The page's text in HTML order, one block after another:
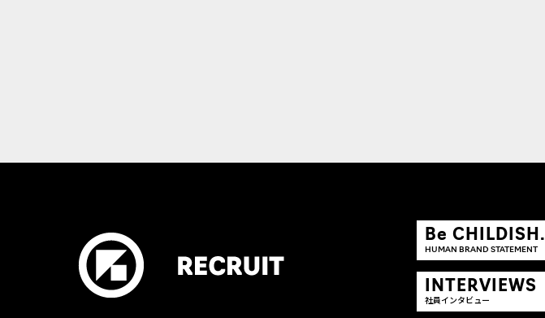
Be CHILDISH.
HUMAN BRAND STATEMENT
INTERVIEWS
社員インタビュー